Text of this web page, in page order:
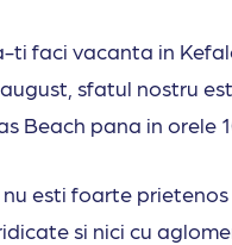
ti faci vacanta in
sfatul nostru
Beach pana in orele
nu esti foarte prietenos
si nici cu